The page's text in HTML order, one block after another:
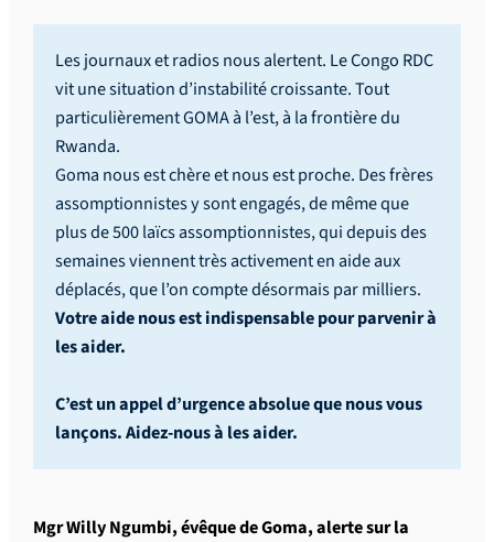
Les journaux et radios nous alertent. Le Congo RDC
vit une situation d’instabilité croissante. Tout
particulièrement GOMA à l’est, à la frontière du
Rwanda.
Goma nous est chère et nous est proche. Des frères
assomptionnistes y sont engagés, de même que
plus de 500 laïcs assomptionnistes, qui depuis des
semaines viennent très activement en aide aux
déplacés, que l’on compte désormais par milliers.
Votre aide nous est indispensable pour parvenir à
les aider.
C’est un appel d’urgence absolue que nous vous
lançons. Aidez-nous à les aider.
Mgr Willy Ngumbi, évêque de Goma, alerte sur la